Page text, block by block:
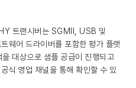
트랜시버는 SGMII, USB 및
웨어 드라이버를 포함한 평가 플랫
대상으로 샘플 공급이 진행되고
식 영업 채널을 통해 확인할 수 있